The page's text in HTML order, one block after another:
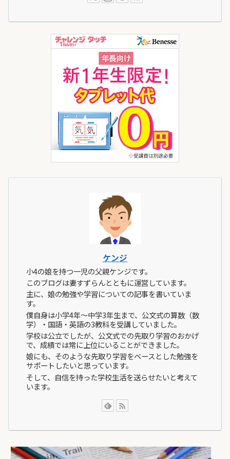
ケンジ
小4の娘を持つ一児の父親ケンジです。
このブログは妻すずらんとともに運営しています。
主に、娘の勉強や学習についての記事を書いていま
す。
僕自身は小学4年～中学3年生まで、公文式の算数（数
学）・国語・英語の3教科を受講していました。
学校は公立でしたが、公文式での先取り学習のおかげ
で、成績では常に上位にいることができました。
娘にも、そのような先取り学習をベースとした勉強を
サポートしたいと思っています。
そして、自信を持った学校生活を送らせたいと考えて
います。